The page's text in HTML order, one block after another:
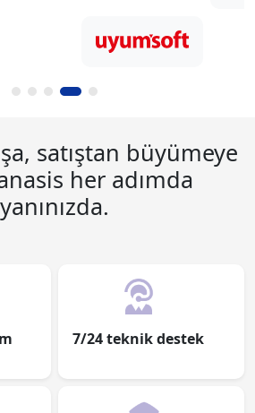
satıştan büyümeye
her adımda
yanınızda.
7/24 teknik destek